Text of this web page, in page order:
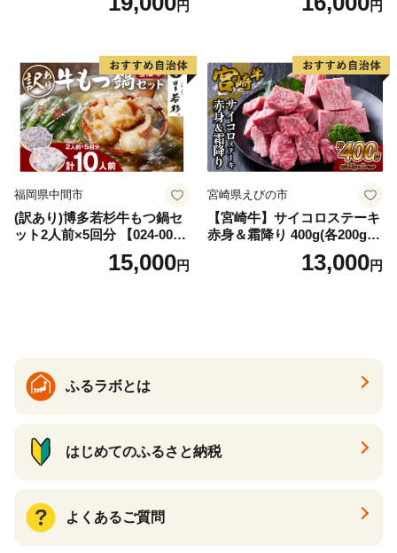
円 円
福岡県中間市
(訳あり)博多若杉牛もつ鍋セ
ット2人前×5回分 【024-002
15,000円
宮崎県えびの市
【宮崎牛】サイコロステーキ
赤身＆霜降り 400g(各200g×
１P 計2P) 真空パック 冷凍
13,000円
ふるラボとは
はじめてのふるさと納税
よくあるご質問